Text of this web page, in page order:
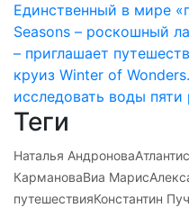
Единственный в мире
Seasons – роскошный
– приглашает
круиз Winter of
исследовать воды пяти
Теги
Наталья Андронова
КармановаВиа Марис
путешествияКонстантин